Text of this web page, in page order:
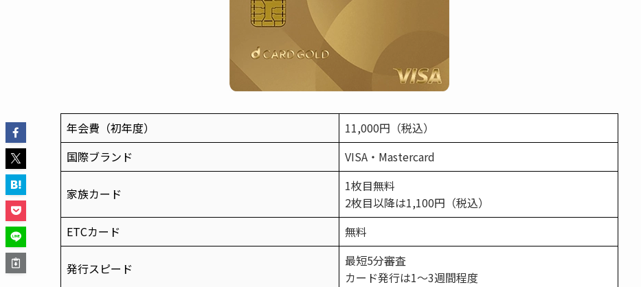
年会費（初年度）
11,000円（税込）
国際ブランド
VISA・Mastercard
家族カード
1枚目無料
2枚目以降は1,100円（税込）
ETCカード
無料
発行スピード
最短5分審査
カード発行は1〜3週間程度